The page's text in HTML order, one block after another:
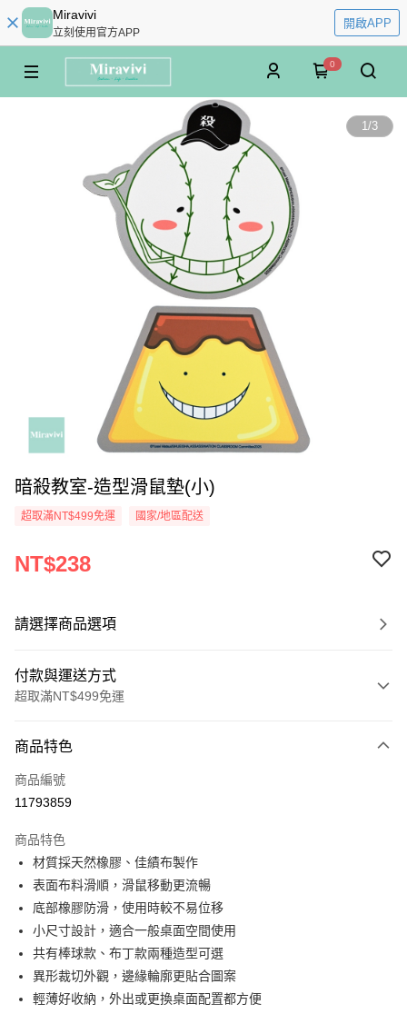
Miravivi
立刻使用官方APP
開啟APP
0
1/3
暗殺教室-造型滑鼠墊(小)
超取滿NT$499免運 國家/地區配送
NT$238
請選擇商品選項
付款與運送方式
超取滿NT$499免運
信用卡一次付款
超商取貨付款
Apple Pay
街口支付
悠遊付
AFTEE先享後付
相關說明
【關於「AFTEE先享後付」】
商品特色
商品編號
11793859
商品特色
材質採天然橡膠、佳績布製作
表面布料滑順，滑鼠移動更流暢
底部橡膠防滑，使用時較不易位移
小尺寸設計，適合一般桌面空間使用
共有棒球款、布丁款兩種造型可選
異形裁切外觀，邊緣輪廓更貼合圖案
輕薄好收納，外出或更換桌面配置都方便